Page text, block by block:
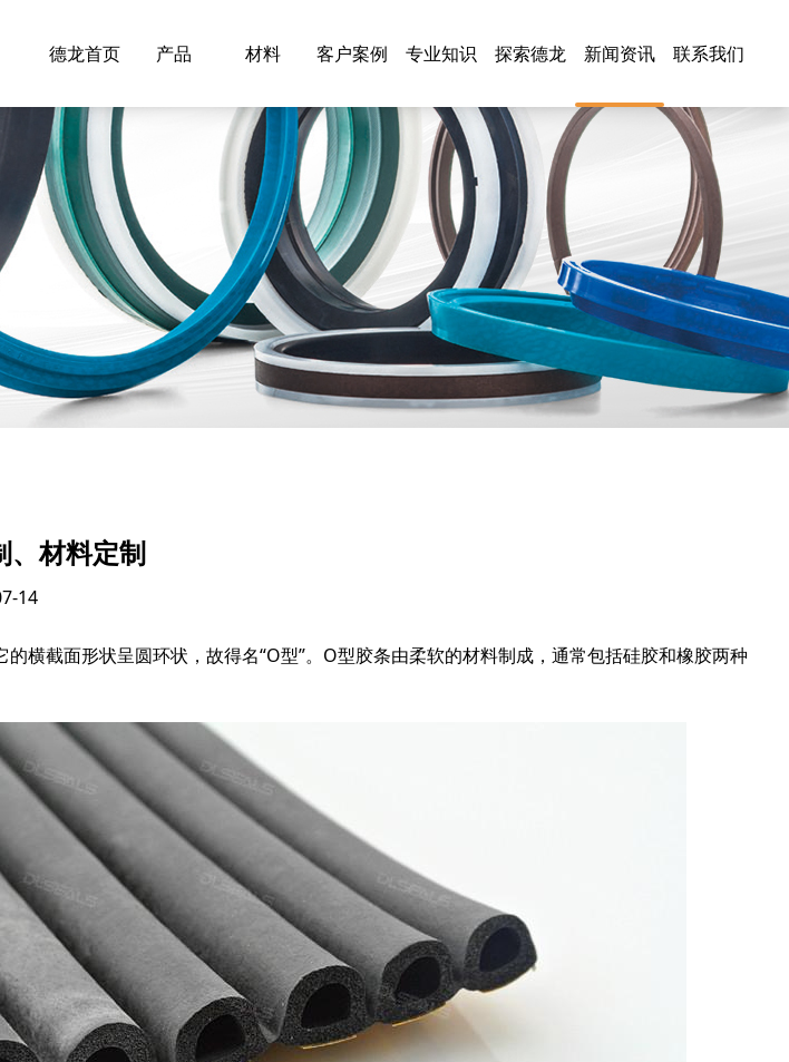
德龙首页 产品 材料 客户案例 专业知识 探索德龙 新闻资讯 联系我们
、材料定制
14
横截面形状呈圆环状，故得名“O型”。O型胶条由柔软的材料制成，通常包括硅胶和橡胶两种